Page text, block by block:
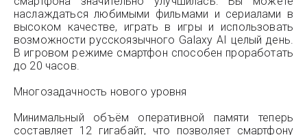
наслаждаться любимыми фильмами и сериалами в
высоком качестве, играть в игры и использовать
возможности русскоязычного Galaxy AI целый день.
В игровом режиме смартфон способен проработать
до 20 часов.
Многозадачность нового уровня
Минимальный объём оперативной памяти теперь
составляет 12 гигабайт, что позволяет смартфону